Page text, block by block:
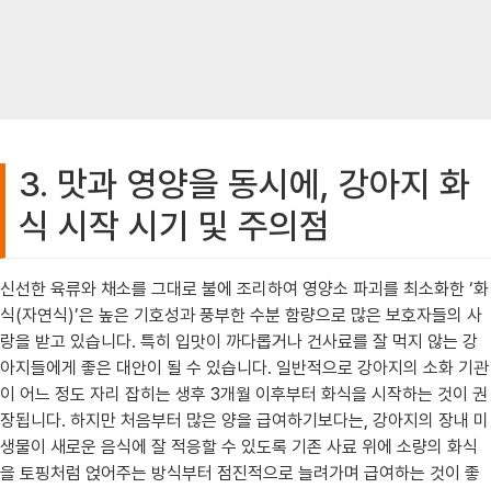
3. 맛과 영양을 동시에, 강아지 화
식 시작 시기 및 주의점
신선한 육류와 채소를 그대로 불에 조리하여 영양소 파괴를 최소화한 ‘화
식(자연식)’은 높은 기호성과 풍부한 수분 함량으로 많은 보호자들의 사
랑을 받고 있습니다. 특히 입맛이 까다롭거나 건사료를 잘 먹지 않는 강
아지들에게 좋은 대안이 될 수 있습니다. 일반적으로 강아지의 소화 기관
이 어느 정도 자리 잡히는 생후 3개월 이후부터 화식을 시작하는 것이 권
장됩니다. 하지만 처음부터 많은 양을 급여하기보다는, 강아지의 장내 미
생물이 새로운 음식에 잘 적응할 수 있도록 기존 사료 위에 소량의 화식
을 토핑처럼 얹어주는 방식부터 점진적으로 늘려가며 급여하는 것이 좋